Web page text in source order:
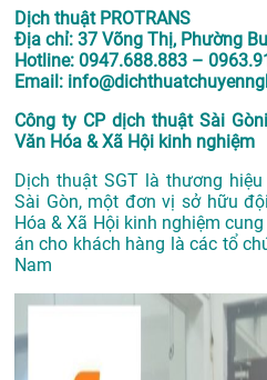
Dịch thuật PROTRANS
Địa chỉ: 37 Võng Thị, Phường
Hotline: 0947.688.883 –
Email:
Công ty CP dịch thuật Sài
Văn Hóa & Xã Hội kinh nghiệm
Dịch thuật SGT là thương
Sài Gòn, một đơn vị sở hữu
Hóa & Xã Hội kinh nghiệm
án cho khách hàng là các tổ
Nam